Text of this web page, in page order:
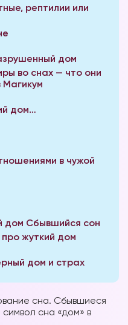
рептилии или
дом
во снах — что они
Магикум
дом…
в чужой
дом Сбывшийся сон
жуткий дом
дом и страх
сна. Сбывшиеся
сна «дом» в